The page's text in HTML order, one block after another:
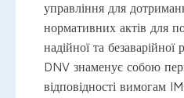
управління для
нормативних актів для
надійної та
DNV знаменує собою
відповідності вимогам